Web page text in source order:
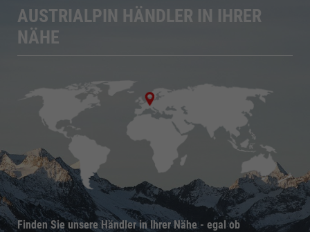
AUSTRIALPIN HÄNDLER IN IHRER
NÄHE
Finden Sie unsere Händler in Ihrer Nähe - egal ob